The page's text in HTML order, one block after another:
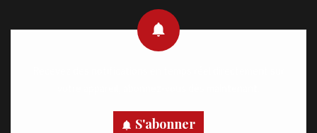
S'abonner